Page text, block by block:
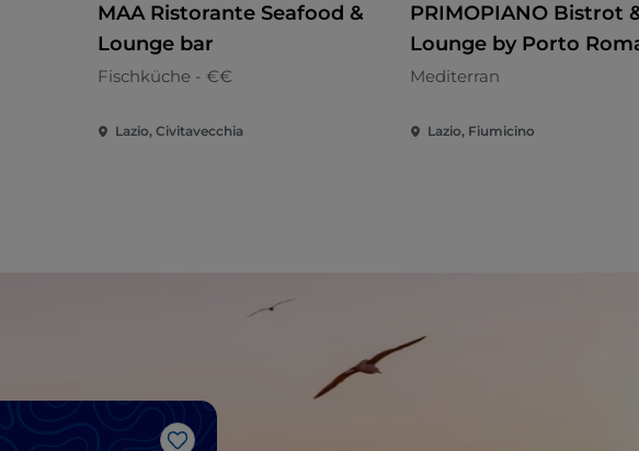
MAA Ristorante Seafood &
Lounge bar
Fischküche - €€
Lazio, Civitavecchia
PRIMOPIANO Bistrot
Lounge by Porto
Mediterran
Lazio, Fiumicino